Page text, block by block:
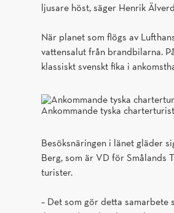
ljusare höst, säger Henrik
När planet som flögs av
vattensalut från brandbilarna.
klassiskt svenskt fika i
Ankommande tyska
Besöksnäringen i länet gläder
Berg, som är VD för Smålands
turister.
– Det som gör detta